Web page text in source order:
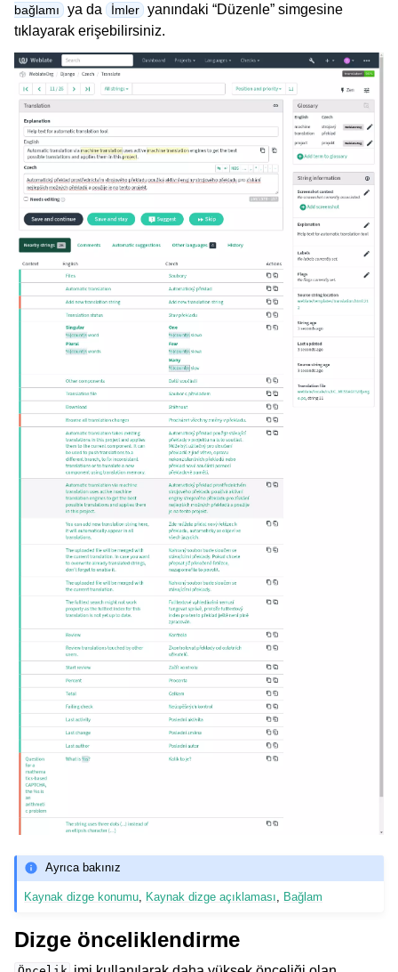
bağlamı
ya da İmler yanındaki “Düzenle” simgesine
tıklayarak erişebilirsiniz.
Ayrıca bakınız
Kaynak dizge konumu Kaynak dizge açıklaması Bağlam
Dizge önceliklendirme